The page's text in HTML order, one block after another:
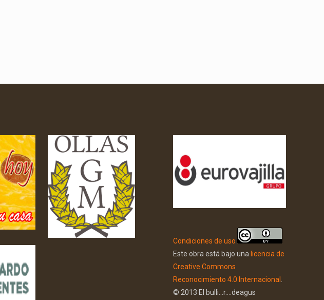
Condiciones de uso
Este obra está bajo una licencia de
Creative Commons
Reconocimiento 4.0 Internacional
© 2013 El bulli...r....deagus